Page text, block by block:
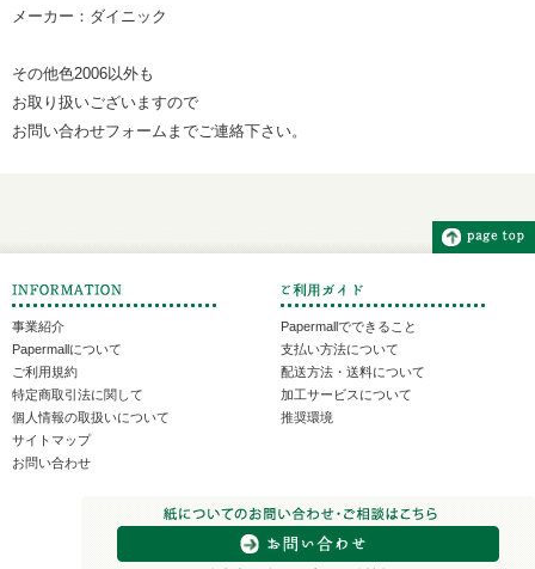
メーカー：ダイニック
その他色2006以外も
お取り扱いございますので
お問い合わせフォームまでご連絡下さい。
事業紹介
Papermallについて
ご利用規約
特定商取引法に関して
個人情報の取扱いについて
サイトマップ
お問い合わせ
Papermallでできること
支払い方法について
配送方法・送料について
加工サービスについて
推奨環境